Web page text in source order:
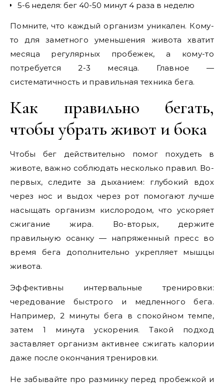
5-6 неделя: бег 40-50 минут 4 раза в неделю
Помните, что каждый организм уникален. Кому-
то для заметного уменьшения живота хватит
месяца регулярных пробежек, а кому-то
потребуется 2-3 месяца. Главное —
систематичность и правильная техника бега.
Как правильно бегать,
чтобы убрать живот и бока
Чтобы бег действительно помог похудеть в
животе, важно соблюдать несколько правил. Во-
первых, следите за дыханием: глубокий вдох
через нос и выдох через рот помогают лучше
насыщать организм кислородом, что ускоряет
сжигание жира. Во-вторых, держите
правильную осанку — напряженный пресс во
время бега дополнительно укрепляет мышцы
живота.
Эффективны интервальные тренировки:
чередование быстрого и медленного бега.
Например, 2 минуты бега в спокойном темпе,
затем 1 минута ускорения. Такой подход
заставляет организм активнее сжигать калории
даже после окончания тренировки.
Не забывайте про разминку перед пробежкой и